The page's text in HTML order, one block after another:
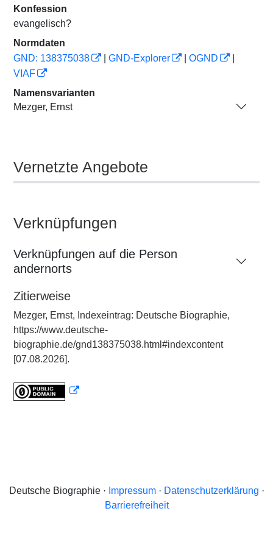
Konfession
evangelisch?
Normdaten
GND: 138375038
GND-Explorer OGND
VIAF
Namensvarianten
Mezger, Ernst
Vernetzte Angebote
Verknüpfungen
Verknüpfungen auf die Person
andernorts
Zitierweise
Mezger, Ernst, Indexeintrag: Deutsche Biographie,
https://www.deutsche-
biographie.de/gnd138375038.html#indexcontent
[07.08.2026].
Deutsche Biographie · Impressum· Datenschutzerklärung ·
Barrierefreiheit